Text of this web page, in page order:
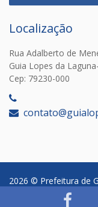
Localização
Rua Adalberto de
Guia Lopes da
Cep: 79230-000
2026 © Prefeitura de